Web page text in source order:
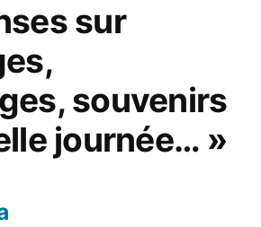
sur
souvenirs
journée… »